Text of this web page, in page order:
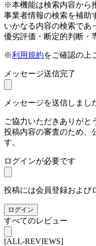
※本機能は検索内容から
事業者情報の検索を補助
いかなる内容の検索であ
優劣評価・断定的判断・
※利用規約をご確認の上
メッセージ送信完了
メッセージを送信しまし
ご協力いただきありがと
投稿内容の審査のため、
す。
ログインが必要です
投稿には会員登録および
ログイン
すべてのレビュー
[ALL-REVIEWS]